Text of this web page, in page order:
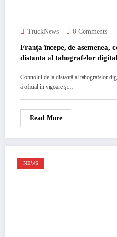
TruckNews 0 Comments
Franța începe, de asemenea,
distanta al tahografelor
Controlul de la distanță al tahografelor
ă oficial în vigoare și…
Read More
NEWS